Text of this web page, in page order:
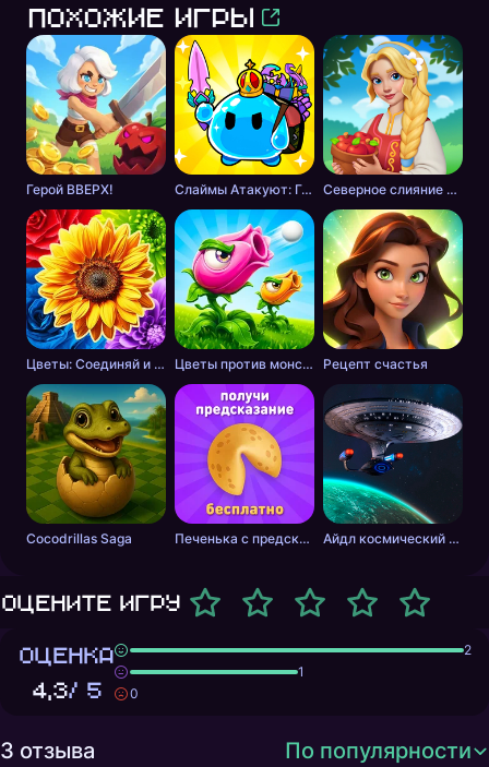
Похожие игры
Герой ВВЕРХ! Слаймы Атакуют: Головоломка! Северное слияние - тайна леса
Цветы: Соединяй и Продавай Букеты! Цветы против монстров Рецепт счастья
Cocodrillas Saga Печенька с предсказанием Айдл космический добытчик
Оцените игру
ОЦЕНКА
4,3/ 5
2
1
0
3 отзыва По популярности